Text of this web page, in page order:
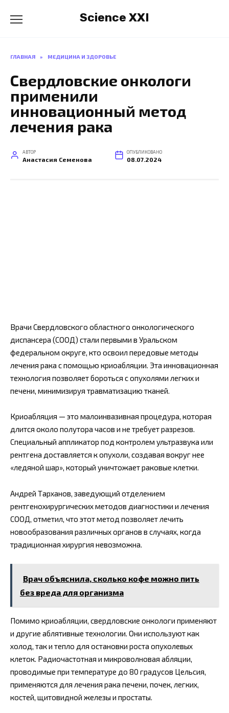
содержанию
Science XXI
ГЛАВНАЯ » МЕДИЦИНА И ЗДОРОВЬЕ
Свердловские онкологи
применили
инновационный метод
лечения рака
АВТОР
Анастасия Семенова
ОПУБЛИКОВАНО
08.07.2024
Врачи Свердловского областного онкологического
диспансера (СООД) стали первыми в Уральском
федеральном округе, кто освоил передовые методы
лечения рака с помощью криоабляции. Эта инновационная
технология позволяет бороться с опухолями легких и
печени, минимизируя травматизацию тканей.
Криоабляция — это малоинвазивная процедура, которая
длится около полутора часов и не требует разрезов.
Специальный аппликатор под контролем ультразвука или
рентгена доставляется к опухоли, создавая вокруг нее
«ледяной шар», который уничтожает раковые клетки.
Андрей Тарханов, заведующий отделением
рентгенохирургических методов диагностики и лечения
СООД, отметил, что этот метод позволяет лечить
новообразования различных органов в случаях, когда
традиционная хирургия невозможна.
Врач объяснила, сколько кофе можно пить
без вреда для организма
Помимо криоабляции, свердловские онкологи применяют
и другие аблятивные технологии. Они используют как
холод, так и тепло для остановки роста опухолевых
клеток. Радиочастотная и микроволновая абляции,
проводимые при температуре до 80 градусов Цельсия,
применяются для лечения рака печени, почек, легких,
костей, щитовидной железы и простаты.